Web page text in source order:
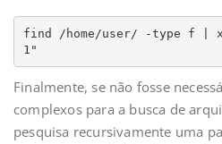
find /home/user/ -type f |
1"
Finalmente, se não fosse
complexos para a busca de
pesquisa recursivamente uma